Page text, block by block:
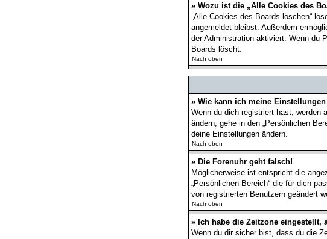
» Wozu ist die „Alle Cookies des
„Alle Cookies des Boards löschen“
angemeldet bleibst. Außerdem
der Administration aktiviert. Wenn du
Boards löscht.
Nach oben
» Wie kann ich meine
Wenn du dich registriert hast, werden
ändern, gehe in den „Persönlichen
deine Einstellungen ändern.
Nach oben
» Die Forenuhr geht falsch!
Möglicherweise ist entspricht die
„Persönlichen Bereich“ die für dich
von registrierten Benutzern geändert
Nach oben
» Ich habe die Zeitzone eingestellt,
Wenn du dir sicher bist, dass du die